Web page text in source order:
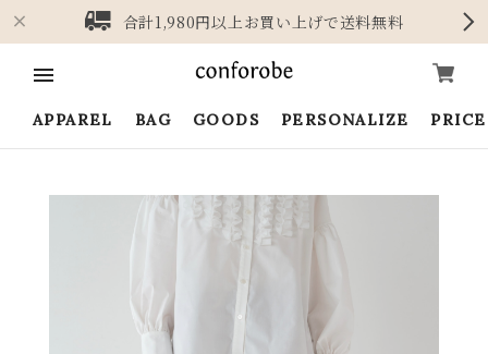
合計1,980円以上お買い上げで送料無料
APPAREL BAG GOODS PERSONALIZE